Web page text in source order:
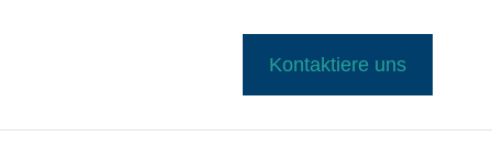
Kontaktiere uns